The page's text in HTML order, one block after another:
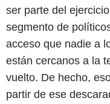
ser parte del
segmento de
acceso que nadie a
están cercanos a la
vuelto. De hecho,
partir de ese